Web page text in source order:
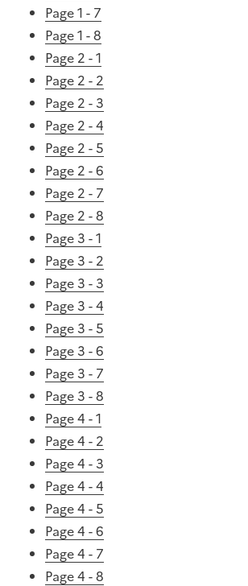
Page 1 - 7
Page 1 - 8
Page 2 - 1
Page 2 - 2
Page 2 - 3
Page 2 - 4
Page 2 - 5
Page 2 - 6
Page 2 - 7
Page 2 - 8
Page 3 - 1
Page 3 - 2
Page 3 - 3
Page 3 - 4
Page 3 - 5
Page 3 - 6
Page 3 - 7
Page 3 - 8
Page 4 - 1
Page 4 - 2
Page 4 - 3
Page 4 - 4
Page 4 - 5
Page 4 - 6
Page 4 - 7
Page 4 - 8